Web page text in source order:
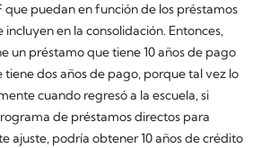
que puedan en función de los préstamos
incluyen en la consolidación. Entonces,
un préstamo que tiene 10 años de pago
dos años de pago, porque tal vez lo
cuando regresó a la escuela, si
de préstamos directos para
ajuste, podría obtener 10 años de crédito